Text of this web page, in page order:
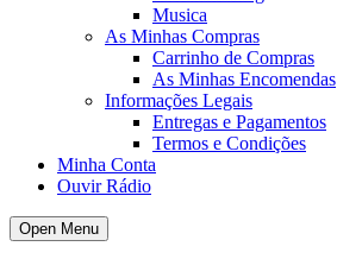
Musica
As Minhas Compras
Carrinho de Compras
As Minhas Encomendas
Informações Legais
Entregas e Pagamentos
Termos e Condições
Minha Conta
Ouvir Rádio
Open Menu